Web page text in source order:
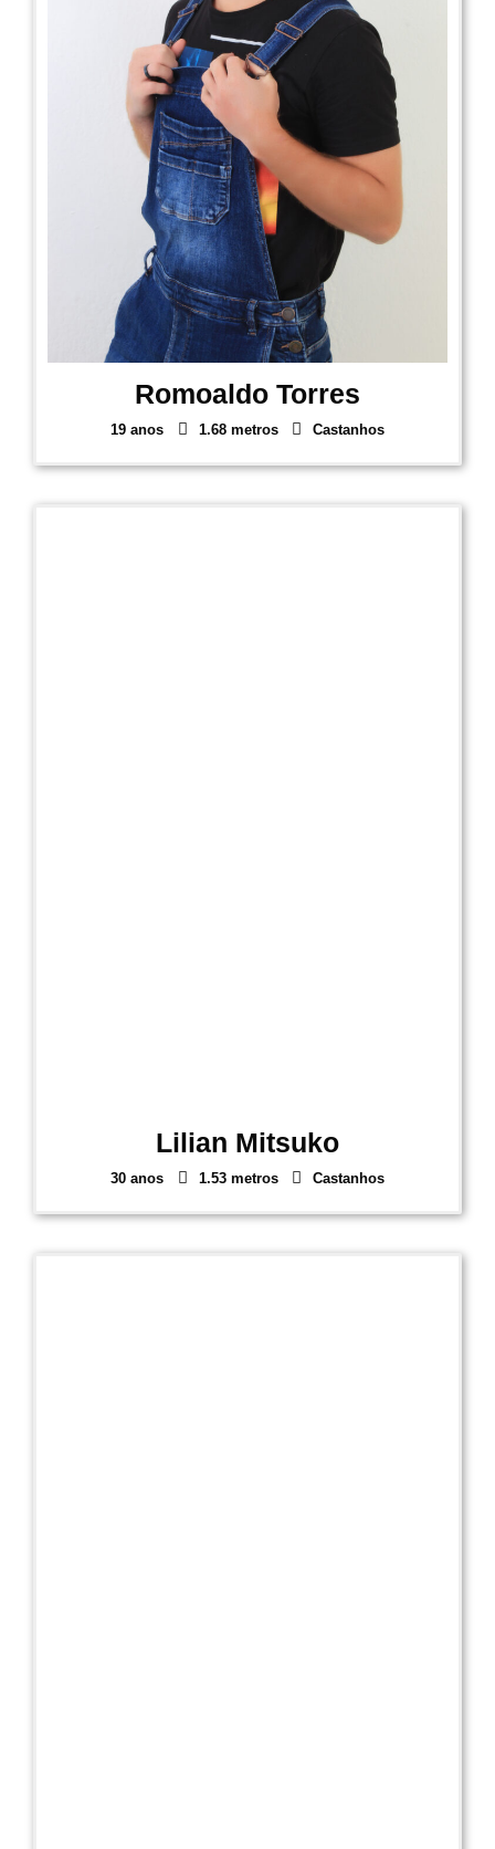
Romoaldo Torres
19 anos 1.68 metros Castanhos
Lilian Mitsuko
30 anos 1.53 metros Castanhos